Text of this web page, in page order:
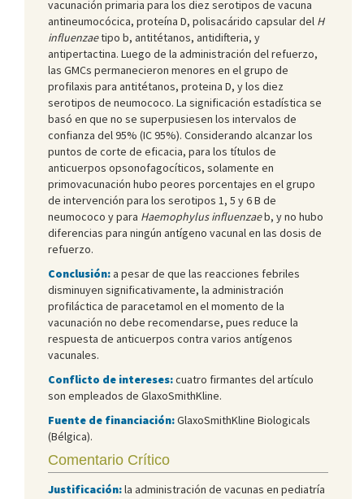
vacunación primaria para los diez serotipos de vacuna
antineumocócica, proteína D, polisacárido capsular del H
influenzaetipo b, antitétanos, antidifteria, y
antipertactina. Luego de la administración del refuerzo,
las GMCs permanecieron menores en el grupo de
profilaxis para antitétanos, proteina D, y los diez
serotipos de neumococo. La significación estadística se
basó en que no se superpusiesen los intervalos de
confianza del 95% (IC 95%). Considerando alcanzar los
puntos de corte de eficacia, para los títulos de
anticuerpos opsonofagocíticos, solamente en
primovacunación hubo peores porcentajes en el grupo
de intervención para los serotipos 1, 5 y 6 B de
neumococo y para Haemophylus influenzaeb, y no hubo
diferencias para ningún antígeno vacunal en las dosis de
refuerzo.
Conclusión:a pesar de que las reacciones febriles
disminuyen significativamente, la administración
profiláctica de paracetamol en el momento de la
vacunación no debe recomendarse, pues reduce la
respuesta de anticuerpos contra varios antígenos
vacunales.
Conflicto de intereses:cuatro firmantes del artículo
son empleados de GlaxoSmithKline.
Fuente de financiación:GlaxoSmithKline Biologicals
(Bélgica).
Comentario Crítico
Justificación:la administración de vacunas en pediatría